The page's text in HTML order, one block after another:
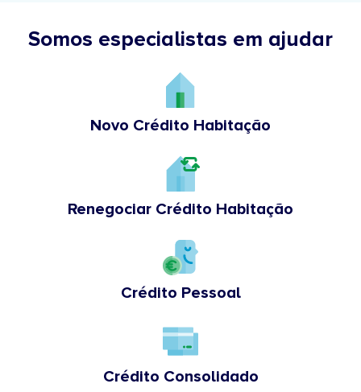
Somos especialistas em ajudar
Novo Crédito Habitação
Renegociar Crédito Habitação
Crédito Pessoal
Crédito Consolidado